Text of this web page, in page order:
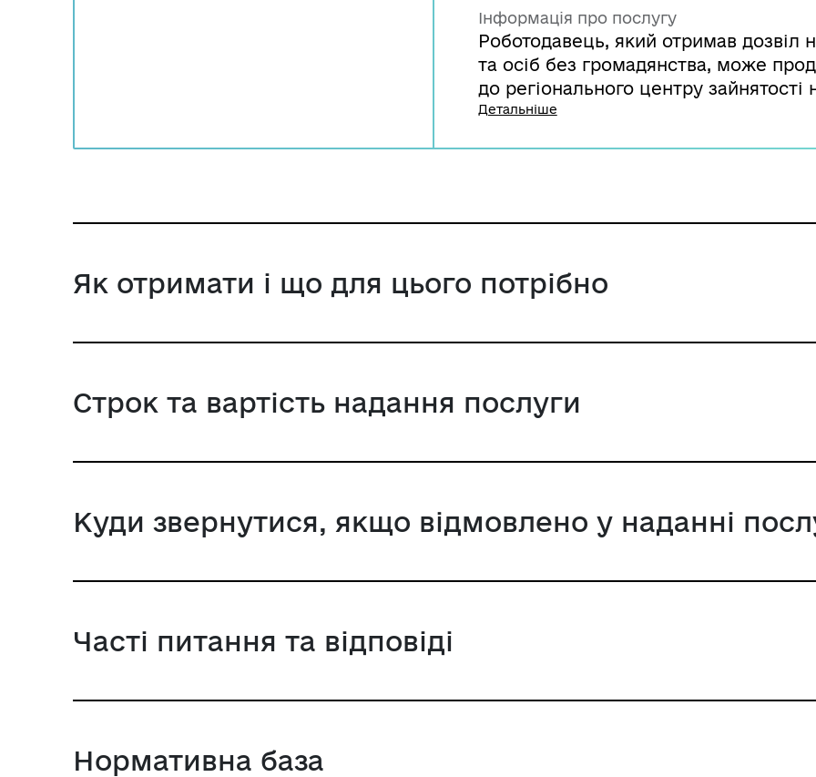
Інформація про послугу
Роботодавець, який отримав дозвіл
та осіб без громадянства, може
до регіонального центру
документів та сплативши
Детальніше
Як отримати і що для цього потрібно
Строк та вартість надання послуги
Куди звернутися, якщо відмовлено у наданні
Часті питання та відповіді
Нормативна база